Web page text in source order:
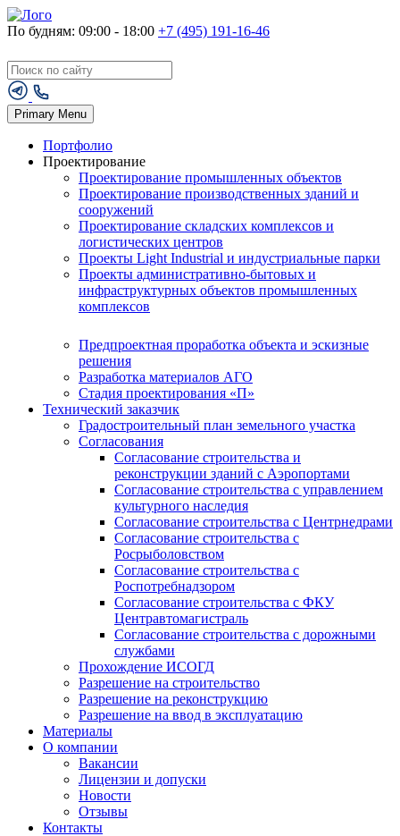
По будням: 09:00 - 18:00 +7 (495) 191-16-46
Primary Menu
Портфолио
Проектирование
Проектирование промышленных объектов
Проектирование производственных зданий и
сооружений
Проектирование складских комплексов и
логистических центров
Проекты Light Industrial и индустриальные парки
Проекты административно-бытовых и
инфраструктурных объектов промышленных
комплексов
Предпроектная проработка объекта и эскизные
решения
Разработка материалов АГО
Стадия проектирования «П»
Технический заказчик
Градостроительный план земельного участка
Согласования
Согласование строительства и
реконструкции зданий с Аэропортами
Согласование строительства с управлением
культурного наследия
Согласование строительства с Центрнедрами
Согласование строительства с
Росрыболовством
Согласование строительства с
Роспотребнадзором
Согласование строительства с ФКУ
Центравтомагистраль
Согласование строительства с дорожными
службами
Прохождение ИСОГД
Разрешение на строительство
Разрешение на реконструкцию
Разрешение на ввод в эксплуатацию
Материалы
О компании
Вакансии
Лицензии и допуски
Новости
Отзывы
Контакты